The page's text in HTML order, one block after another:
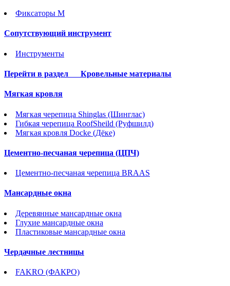
Фиксаторы М
Сопутствующий инструмент
Инструменты
Перейти в раздел Кровельные материалы
Мягкая кровля
Мягкая черепица Shinglas (Шинглас)
Гибкая черепица RoofSheild (Руфшилд)
Мягкая кровля Docke (Дёке)
Цементно-песчаная черепица (ЦПЧ)
Цементно-песчаная черепица BRAAS
Мансардные окна
Деревянные мансардные окна
Глухие мансардные окна
Пластиковые мансардные окна
Чердачные лестницы
FAKRO (ФАКРО)